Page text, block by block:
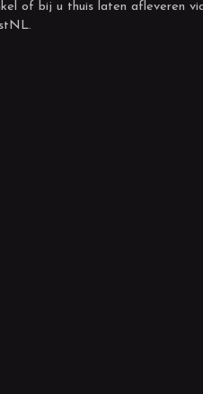
of bij u thuis laten afleveren